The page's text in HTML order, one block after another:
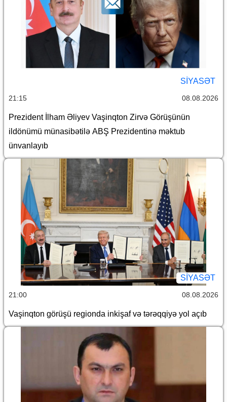
SİYASƏT
21:15 08.08.2026
Prezident İlham Əliyev Vaşinqton Zirvə Görüşünün
ildönümü münasibətilə ABŞ Prezidentinə məktub
ünvanlayıb
SİYASƏT
21:00 08.08.2026
Vaşinqton görüşü regionda inkişaf və tərəqqiyə yol açıb